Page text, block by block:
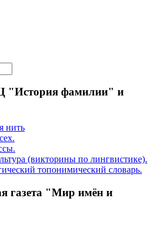
"История фамилии" и
нить
(викторины по лингвистике).
топонимический словарь.
газета "Мир имён и